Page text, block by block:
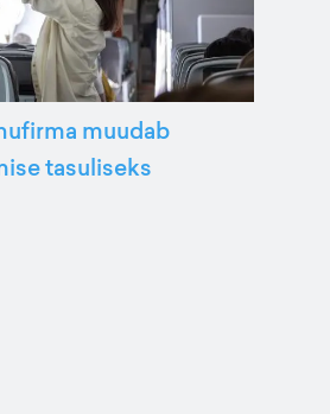
muudab
tasuliseks